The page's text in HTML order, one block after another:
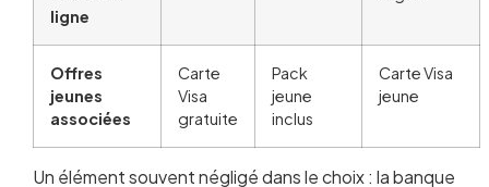
ligne
Offres
jeunes
associées
Carte
Visa
gratuite
Pack
jeune
inclus
Carte Visa
jeune
Un élément souvent négligé dans le choix : la banque